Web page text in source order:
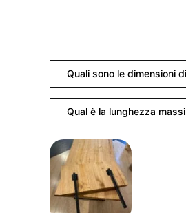
Quali sono le dimensioni
Qual è la lunghezza